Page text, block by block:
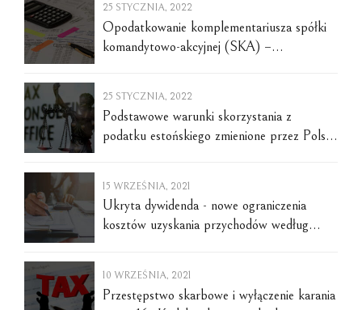
25 STYCZNIA, 2022
Opodatkowanie komplementariusza spółki
komandytowo-akcyjnej (SKA) –
25 STYCZNIA, 2022
Podstawowe warunki skorzystania z
podatku estońskiego zmienione przez Polski
15 WRZEŚNIA, 2021
Ukryta dywidenda - nowe ograniczenia
kosztów uzyskania przychodów według
10 WRZEŚNIA, 2021
Przestępstwo skarbowe i wyłączenie karania